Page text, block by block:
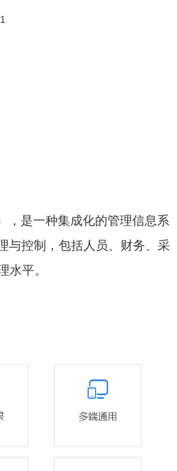
，是一种集成化的管理信息系
与控制，包括人员、财务、采
水平。